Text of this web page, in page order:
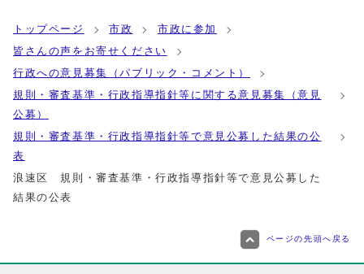
トップページ 市政
市政に参加
皆さんの声をお寄せください
行政への意見募集（パブリック・コメント）
規則・審査基準・行政指導指針等に関する意見募集（意見
公募）
規則・審査基準・行政指導指針等で意見公募した結果の公
表
浪速区 規則・審査基準・行政指導指針等で意見公募した
結果の公表
ページの先頭へ戻る